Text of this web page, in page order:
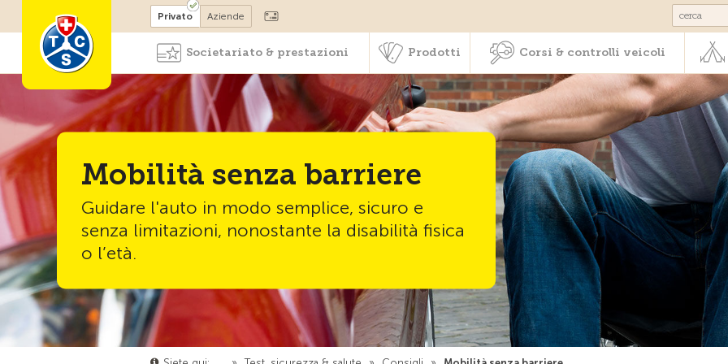
Diventare socio Corsi & controlli
Privato Aziende
Societariato & prestazioni Prodotti Corsi & controlli veicoli
Mobilità senza barriere
Guidare l'auto in modo semplice, sicuro e
senza limitazioni, nonostante la disabilità fisica
o l’età.